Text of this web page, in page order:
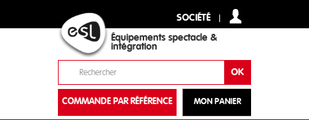
SOCIÉTÉ
Équipements spectacle &
intégration
MON PANIER
COMMANDE PAR RÉFÉRENCE